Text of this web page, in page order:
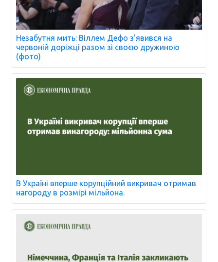
Незабутня мить: Віллем Дефо з'явився на
червоній доріжці разом зі своєю дружиною
(фото)
В Україні вперше корупційний викривач отримав
нагороду в розмірі мільйона.